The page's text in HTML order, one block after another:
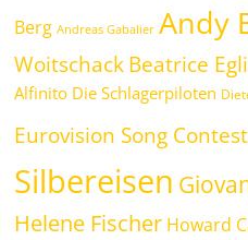
Berg Andreas Gabalier Andy
WoitschackBeatrice Egli
Alfinito Die Schlagerpiloten
Eurovision Song Contest
Silbereisen
Helene Fischer Howard